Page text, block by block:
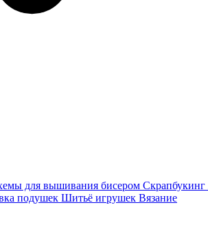
для вышивания бисером Скрапбукинг
подушек Шитьё игрушек Вязание